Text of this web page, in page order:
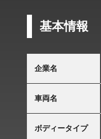
基本情報
企業名
車両名
ボディータイプ